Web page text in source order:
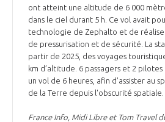
ont atteint une altitude de 6 000
dans le ciel durant 5 h. Ce vol avait
technologie de Zephalto et de
de pressurisation et de sécurité. La
partir de 2025, des voyages
km d’altitude. 6 passagers et 2
un vol de 6 heures, afin d'assister au
de la Terre depuis l'obscurité spatiale.
France Info, Midi Libre et Tom Travel